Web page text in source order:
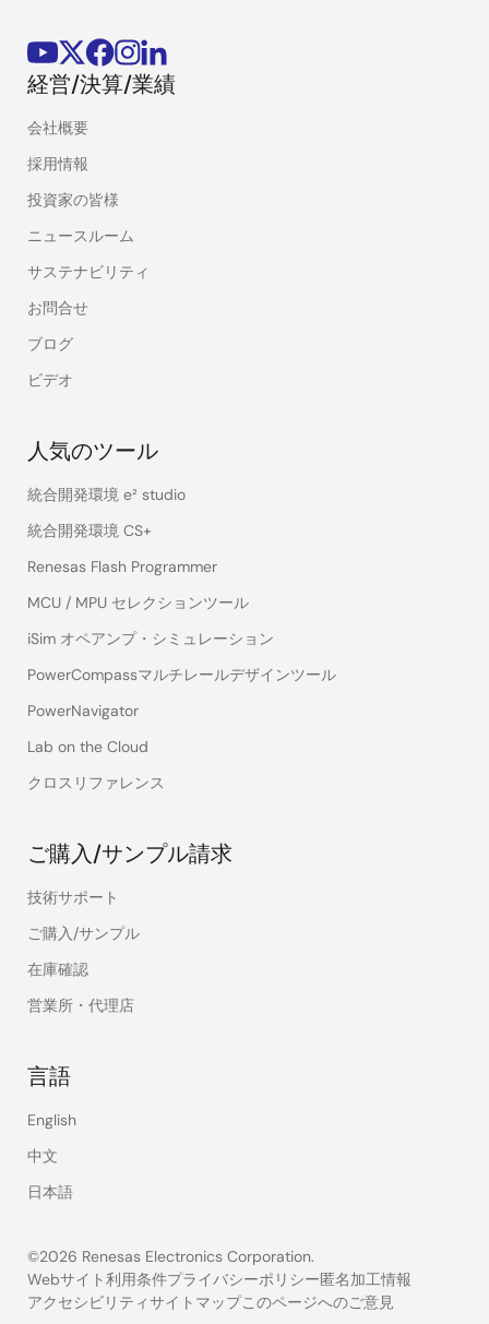
経営/決算/業績
会社概要
採用情報
投資家の皆様
ニュースルーム
サステナビリティ
お問合せ
ブログ
ビデオ
人気のツール
統合開発環境 e² studio
統合開発環境 CS+
Renesas Flash Programmer
MCU / MPU セレクションツール
iSim オペアンプ・シミュレーション
PowerCompassマルチレールデザインツール
PowerNavigator
Lab on the Cloud
クロスリファレンス
ご購入/サンプル請求
技術サポート
ご購入/サンプル
在庫確認
営業所・代理店
言語
English
中文
日本語
©2026 Renesas Electronics Corporation.
Legal
Webサイト利用条件プライバシーポリシー匿名加工情報
アクセシビリティサイトマップこのページへのご意見